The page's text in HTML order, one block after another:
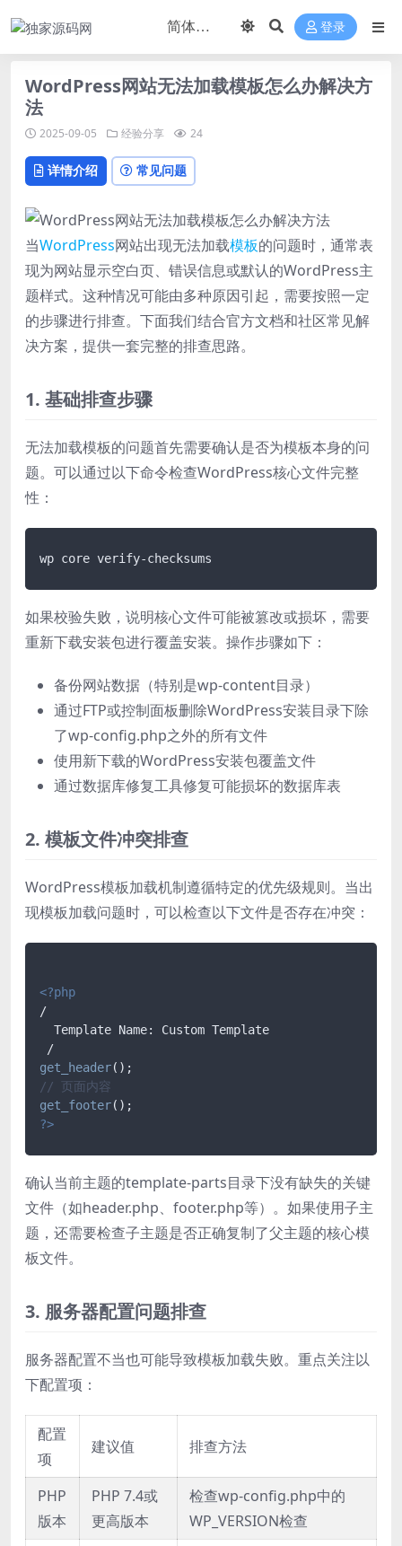
登录
WordPress网站无法加载模板怎么办解决方
法
2025-09-05 经验分享 24
详情介绍 常见问题
当WordPress网站出现无法加载模板的问题时，通常表
现为网站显示空白页、错误信息或默认的WordPress主
题样式。这种情况可能由多种原因引起，需要按照一定
的步骤进行排查。下面我们结合官方文档和社区常见解
决方案，提供一套完整的排查思路。
1. 基础排查步骤
无法加载模板的问题首先需要确认是否为模板本身的问
题。可以通过以下命令检查WordPress核心文件完整
性：
wp core verify-checksums
如果校验失败，说明核心文件可能被篡改或损坏，需要
重新下载安装包进行覆盖安装。操作步骤如下：
备份网站数据（特别是wp-content目录）
通过FTP或控制面板删除WordPress安装目录下除
了wp-config.php之外的所有文件
使用新下载的WordPress安装包覆盖文件
通过数据库修复工具修复可能损坏的数据库表
2. 模板文件冲突排查
WordPress模板加载机制遵循特定的优先级规则。当出
现模板加载问题时，可以检查以下文件是否存在冲突：
<?php
/
  Template Name: Custom Template
get_header
// 页面内容
get_footer
?>
确认当前主题的template-parts目录下没有缺失的关键
文件（如header.php、footer.php等）。如果使用子主
题，还需要检查子主题是否正确复制了父主题的核心模
板文件。
3. 服务器配置问题排查
服务器配置不当也可能导致模板加载失败。重点关注以
下配置项：
配置
项
建议值 排查方法
PHP
版本
PHP 7.4或
更高版本
检查wp-config.php中的
WP_VERSION检查